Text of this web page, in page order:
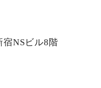
宿NSビル8階